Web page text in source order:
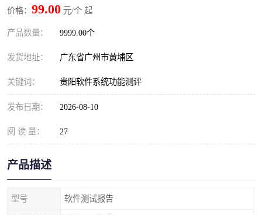
价格： 99.00 元/个 起
产品数量： 9999.00个
发货地址： 广东省广州市黄埔区
关键词： 贵阳软件系统功能测评
发布日期： 2026-08-10
阅 读 量： 27
产品描述
型号 软件测试报告